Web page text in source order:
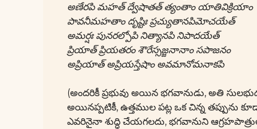
అణేరపి మహత్ ద్వేషాతత్ త్యంతాం యాతివిక్రియాం
పావనీమహతాం దృష్టిః ప్రచ్యుతానపిమోచయేత్
అమర్షః పునరల్పోపి నిత్యానపి నిపాదయేత్
ప్రియాత్ ప్రియతరం శౌరేస్సజ్జనానాం సపాజనం
అప్రియాత్ అప్రియస్తేషాం అవమానోమనాకపి
(అందరికీ ప్రభువు అయిన భగవానుడు, అతి
అయినప్పటికీ, ఉత్తముల పట్ల ఒక చిన్న తప్పును
ఎవరినైనా శుద్ధి చేయగలదు, భగవానుని